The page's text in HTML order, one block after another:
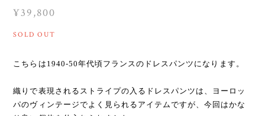
¥39,800
SOLD OUT
こちらは1940-50年代頃フランスのドレスパンツになります。
織りで表現されるストライプの入るドレスパンツは、ヨーロッ
パのヴィンテージでよく見られるアイテムですが、今回はかな